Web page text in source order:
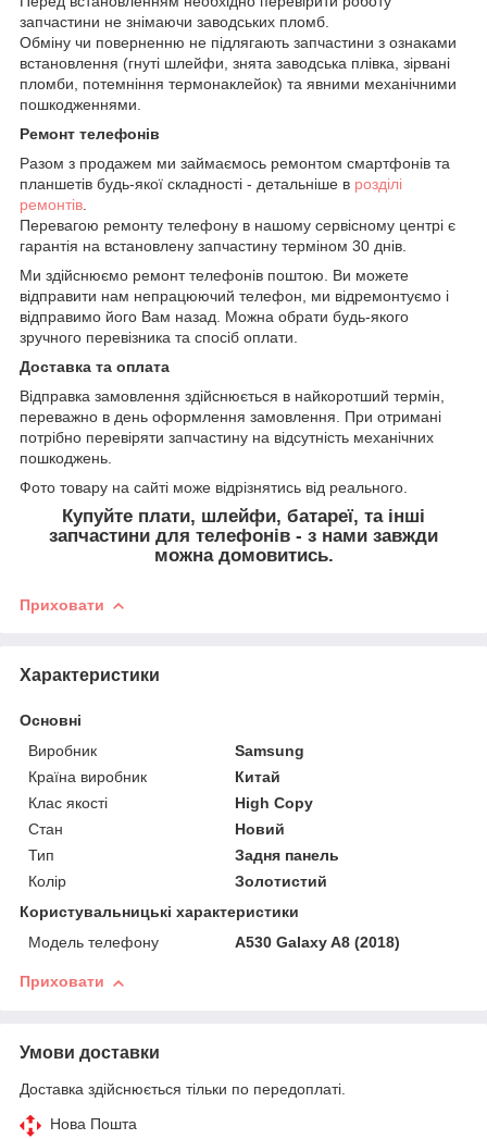
запчастини не знімаючи заводських пломб.
Обміну чи поверненню не підлягають запчастини з ознаками
встановлення (гнуті шлейфи, знята заводська плівка, зірвані
пломби, потемніння термонаклейок) та явними механічними
пошкодженнями.
Ремонт телефонів
Разом з продажем ми займаємось ремонтом смартфонів та
планшетів будь-якої складності - детальніше в розділі
ремонтів
Перевагою ремонту телефону в нашому сервісному центрі є
гарантія на встановлену запчастину терміном 30 днів.
Ми здійснюємо ремонт телефонів поштою. Ви можете
відправити нам непрацюючий телефон, ми відремонтуємо і
відправимо його Вам назад. Можна обрати будь-якого
зручного перевізника та спосіб оплати.
Доставка та оплата
Відправка замовлення здійснюється в найкоротший термін,
переважно в день оформлення замовлення. При отримані
потрібно перевіряти запчастину на відсутність механічних
пошкоджень.
Фото товару на сайті може відрізнятись від реального.
Купуйте плати, шлейфи, батареї, та інші
запчастини для телефонів - з нами завжди
можна домовитись.
Приховати
Характеристики
Основні
Виробник
Samsung
Країна виробник
Китай
Клас якості
High Copy
Стан
Новий
Тип
Задня панель
Колір
Золотистий
Користувальницькі характеристики
Модель телефону
A530 Galaxy A8 (2018)
Приховати
Умови доставки
Доставка здійснюється тільки по передоплаті.
Нова Пошта